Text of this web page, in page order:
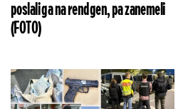
poslali ga na rendgen, pa zanemeli
(FOTO)